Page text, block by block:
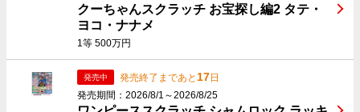
クーちゃんスクラッチ お宝探し編2 タテ・
ヨコ・ナナメ
1等 500万円
発売中 発売終了まであと17日
発売期間：2026/8/1～2026/8/25